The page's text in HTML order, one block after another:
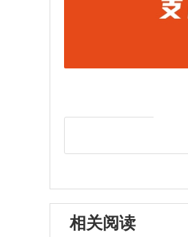
相关阅读